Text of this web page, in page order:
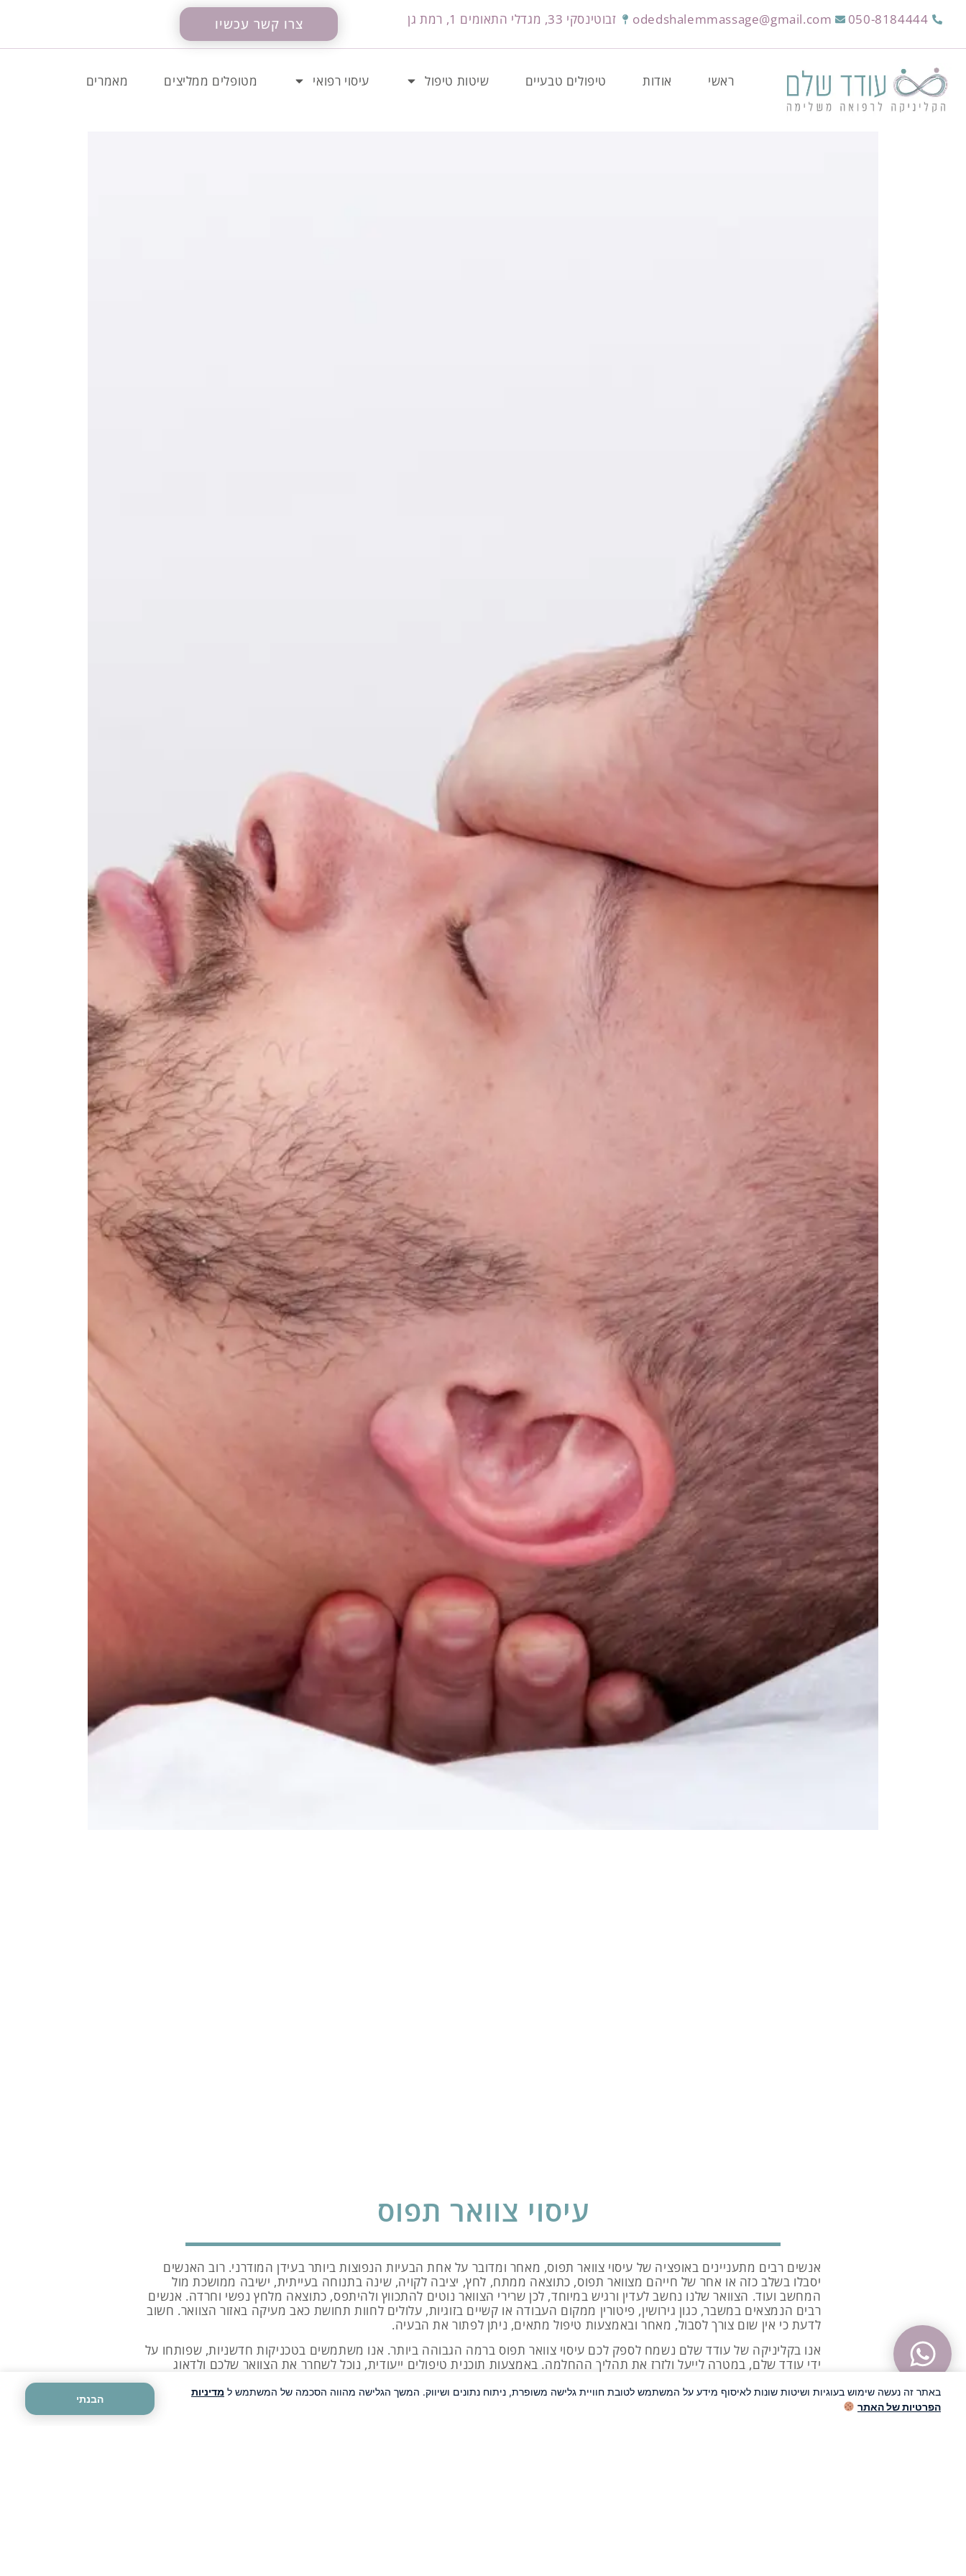
050-8184444
odedshalemmassage@gmail.com זבוטינסקי 33, מגדלי התאומים 1, רמת גן צרו קשר עכשיו
ראשי אודות טיפולים טבעיים שיטות טיפול עיסוי רפואי מטופלים ממליצים מאמרים
עיסוי צוואר תפוס
אנשים רבים מתעניינים באופציה של עיסוי צוואר תפוס, מאחר ומדובר על אחת הבעיות הנפוצות ביותר בעידן המודרני. רוב האנשים
יסבלו בשלב כזה או אחר של חייהם מצוואר תפוס, כתוצאה ממתח, לחץ, יציבה לקויה, שינה בתנוחה בעייתית, ישיבה ממושכת מול
המחשב ועוד. הצוואר שלנו נחשב לעדין ורגיש במיוחד, לכן שרירי הצוואר נוטים להתכווץ ולהיתפס, כתוצאה מלחץ נפשי וחרדה. אנשים
רבים הנמצאים במשבר, כגון גירושין, פיטורין ממקום העבודה או קשיים בזוגיות, עלולים לחוות תחושת כאב מעיקה באזור הצוואר. חשוב
לדעת כי אין שום צורך לסבול, מאחר ובאמצעות טיפול מתאים, ניתן לפתור את הבעיה.
אנו בקליניקה של עודד שלם נשמח לספק לכם עיסוי צוואר תפוס ברמה הגבוהה ביותר. אנו משתמשים בטכניקות חדשניות, שפותחו על
ידי עודד שלם, במטרה לייעל ולזרז את תהליך ההחלמה. באמצעות תוכנית טיפולים ייעודית, נוכל לשחרר את הצוואר שלכם ולדאוג
באתר זה נעשה שימוש בעוגיות ושיטות שונות לאיסוף מידע על המשתמש לטובת חוויית גלישה משופרת, ניתוח נתונים ושיווק. המשך הגלישה מהווה הסכמה של המשתמש ל מדיניות
הפרטיות של האתר
הבנתי